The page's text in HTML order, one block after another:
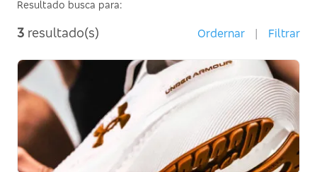
Resultado busca para:
3 resultado(s) Ordernar | Filtrar